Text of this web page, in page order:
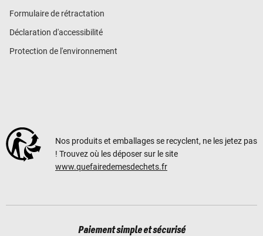
Formulaire de rétractation
Déclaration d'accessibilité
Protection de l'environnement
Nos produits et emballages se recyclent, ne les jetez pas
! Trouvez où les déposer sur le site
www.quefairedemesdechets.fr
Paiement simple et sécurisé